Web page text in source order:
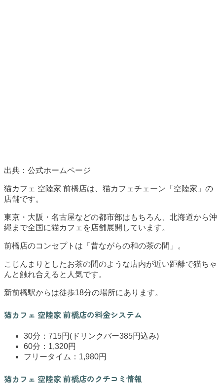
出典：公式ホームページ
猫カフェ 空陸家 前橋店は、猫カフェチェーン「空陸家」の
店舗です。
東京・大阪・名古屋などの都市部はもちろん、北海道から沖
縄まで全国に猫カフェを店舗展開しています。
前橋店のコンセプトは「昔ながらの和の茶の間」。
こじんまりとしたお茶の間のような店内が近い距離で猫ちゃ
んと触れ合えると人気です。
新前橋駅からは徒歩18分の場所にあります。
猫カフェ 空陸家 前橋店の料金システム
30分：715円(ドリンクバー385円込み)
60分：1,320円
フリータイム：1,980円
猫カフェ 空陸家 前橋店のクチコミ情報